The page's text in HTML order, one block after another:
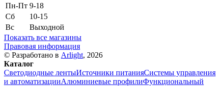
Пн-Пт 9-18
Сб
10-15
Вс
Выходной
Показать все магазины
Правовая информация
© Разработано в Arlight, 2026
Каталог
Светодиодные лентыИсточники питанияСистемы управления
и автоматизацииАлюминиевые профилиФункциональный